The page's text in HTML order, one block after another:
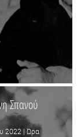
Σπανού
2022 | Ώρα